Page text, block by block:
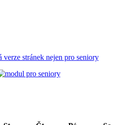
verze stránek nejen pro seniory